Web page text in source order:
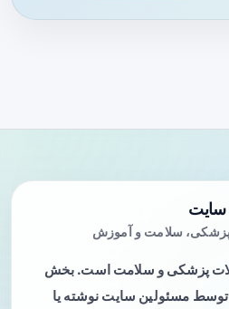
پزشکی، سلامت و آموزش
پزشکی و سلامت است. بخش
توسط مسئولین سایت نوشته یا